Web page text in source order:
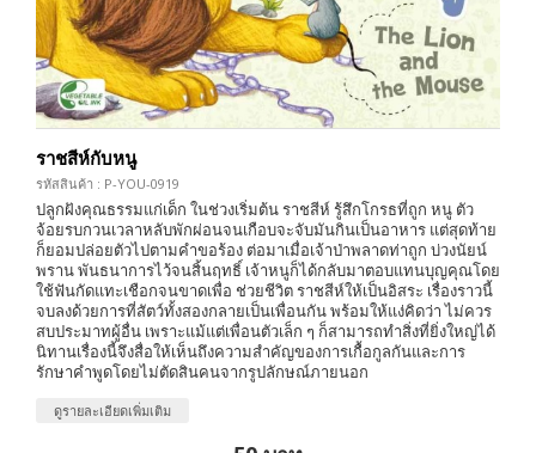
ราชสีห์กับหนู
รหัสสินค้า : P-YOU-0919
ปลูกฝังคุณธรรมแก่เด็ก ในช่วงเริ่มต้น ราชสีห์ รู้สึกโกรธที่ถูก หนู ตัว
จ้อยรบกวนเวลาหลับพักผ่อนจนเกือบจะจับมันกินเป็นอาหาร แต่สุดท้าย
ก็ยอมปล่อยตัวไปตามคำขอร้อง ต่อมาเมื่อเจ้าป่าพลาดท่าถูก บ่วงนัยน์
พราน พันธนาการไว้จนสิ้นฤทธิ์ เจ้าหนูก็ได้กลับมาตอบแทนบุญคุณโดย
ใช้ฟันกัดแทะเชือกจนขาดเพื่อ ช่วยชีวิต ราชสีห์ให้เป็นอิสระ เรื่องราวนี้
จบลงด้วยการที่สัตว์ทั้งสองกลายเป็นเพื่อนกัน พร้อมให้แง่คิดว่า ไม่ควร
สบประมาทผู้อื่น เพราะแม้แต่เพื่อนตัวเล็ก ๆ ก็สามารถทำสิ่งที่ยิ่งใหญ่ได้
นิทานเรื่องนี้จึงสื่อให้เห็นถึงความสำคัญของการเกื้อกูลกันและการ
รักษาคำพูดโดยไม่ตัดสินคนจากรูปลักษณ์ภายนอก
ดูรายละเอียดเพิ่มเติม